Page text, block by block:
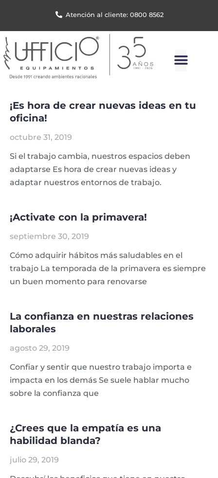
Atención al cliente: 0800 8562
¡Es hora de crear nuevas ideas en tu
oficina!
octubre 31, 2019
Si el trabajo cambia, nuestros espacios deben
adaptarse Es hora de crear nuevas ideas y
adaptar nuestros entornos de trabajo.
¡Activate con la primavera!
septiembre 30, 2019
Cómo adquirir hábitos más saludables en el
trabajo La temporada de la primavera es siempre
un buen momento para renovarse
La confianza en nuestras relaciones
laborales
agosto 29, 2019
Confiar y sentir que nuestro trabajo importa e
impacta en los demás Se suele hablar mucho
sobre la confianza que
¿Crees que la empatía es una
habilidad blanda?
julio 29, 2019